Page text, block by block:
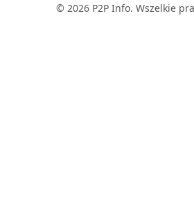
© 2026 P2P Info. Wszelkie